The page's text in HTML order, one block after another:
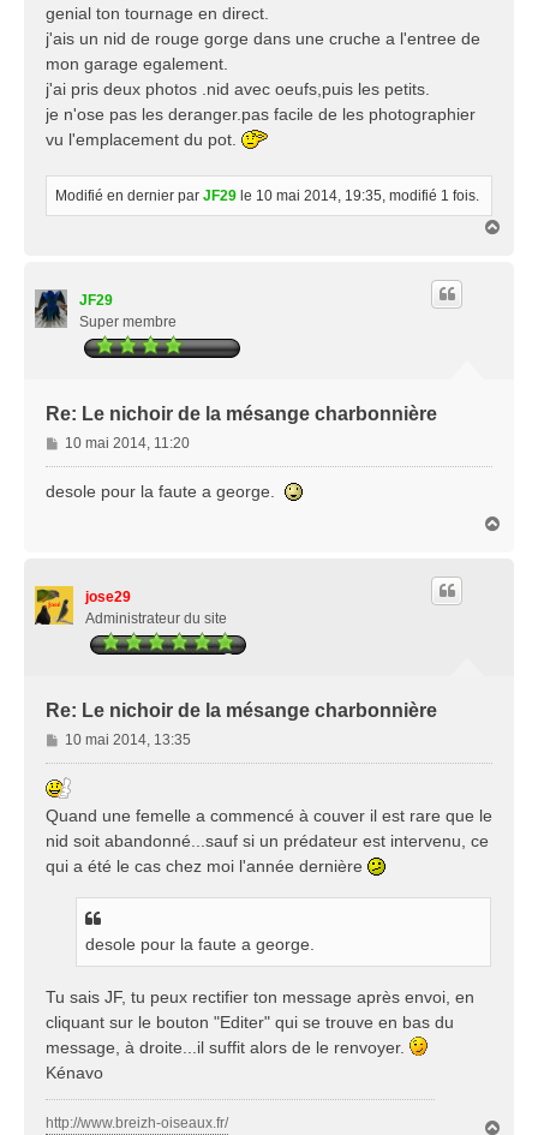
g
e
genial ton tournage en direct.
j'ais un nid de rouge gorge dans une cruche a l'entree de
mon garage egalement.
j'ai pris deux photos .nid avec oeufs,puis les petits.
je n'ose pas les deranger.pas facile de les photographier
vu l'emplacement du pot.
Modifié en dernier par JF29 le 10 mai 2014, 19:35, modifié 1 fois.
JF29
Super membre
Re: Le nichoir de la mésange charbonnière
M
e
10 mai 2014, 11:20
desole pour la faute a george.
jose29
Administrateur du site
Re: Le nichoir de la mésange charbonnière
M
e
s
s
a
g
e
10 mai 2014, 13:35
Quand une femelle a commencé à couver il est rare que le
nid soit abandonné...sauf si un prédateur est intervenu, ce
qui a été le cas chez moi l'année dernière
desole pour la faute a george.
Tu sais JF, tu peux rectifier ton message après envoi, en
cliquant sur le bouton "Editer" qui se trouve en bas du
message, à droite...il suffit alors de le renvoyer.
Kénavo
http://www.breizh-oiseaux.fr/